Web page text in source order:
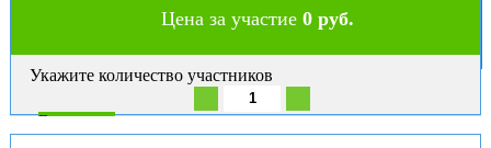
Цена за участие0 руб.
Укажите количество участников
В корзину